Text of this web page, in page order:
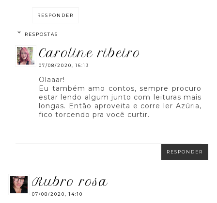
RESPONDER
RESPOSTAS
caroline ribeiro
07/08/2020, 16:13
Olaaar!
Eu também amo contos, sempre procuro
estar lendo algum junto com leituras mais
longas. Então aproveita e corre ler Azúria,
fico torcendo pra você curtir.
RESPONDER
rubro rosa
07/08/2020, 14:10